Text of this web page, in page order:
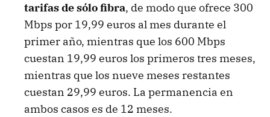
tarifas de sólo fibra, de modo que ofrece 300
Mbps por 19,99 euros al mes durante el
primer año, mientras que los 600 Mbps
cuestan 19,99 euros los primeros tres meses,
mientras que los nueve meses restantes
cuestan 29,99 euros. La permanencia en
ambos casos es de 12 meses.